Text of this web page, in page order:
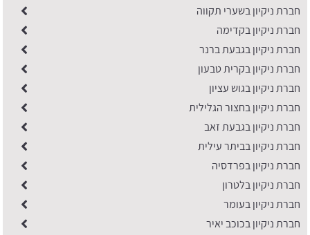
חברת ניקיון בשערי תקווה
חברת ניקיון בקדימה
חברת ניקיון בגבעת ברנר
חברת ניקיון בקרית טבעון
חברת ניקיון בגוש עציון
חברת ניקיון בחצור הגלילית
חברת ניקיון בגבעת זאב
חברת ניקיון בביתר עילית
חברת ניקיון בפרדסיה
חברת ניקיון בלטרון
חברת ניקיון בעומר
חברת ניקיון בכוכב יאיר